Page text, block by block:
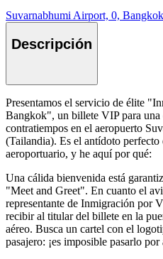
Suvarnabhumi Airport, 0, Bangkok
Descripción
Presentamos el servicio de élite
Bangkok", un billete VIP para una
contratiempos en el aeropuerto
(Tailandia). Es el antídoto perfecto
aeroportuario, y he aquí por qué:
Una cálida bienvenida está
"Meet and Greet". En cuanto el
representante de Inmigración por
recibir al titular del billete en la
aéreo. Busca un cartel con el
pasajero: ¡es imposible pasarlo por